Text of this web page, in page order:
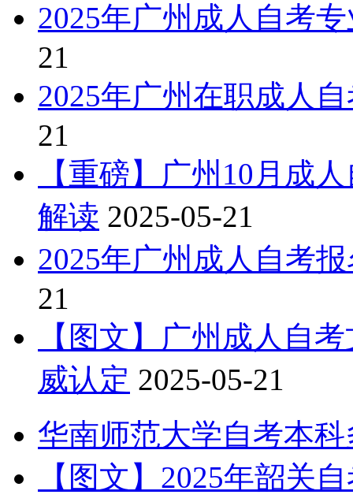
2025年广州成人自考
21
2025年广州在职成人
21
【重磅】广州10月成
解读 2025-05-21
2025年广州成人自考
21
【图文】广州成人自
威认定 2025-05-21
华南师范大学自考本
【图文】2025年韶关